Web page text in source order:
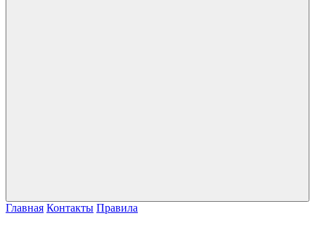
Главная Контакты Правила